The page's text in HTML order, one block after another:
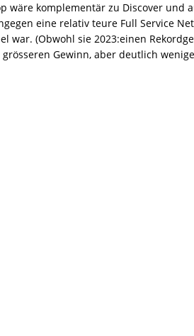
wäre komplementär zu Discover und
eine relativ teure Full Service
war. (Obwohl sie 2023:einen
Gewinn, aber deutlich